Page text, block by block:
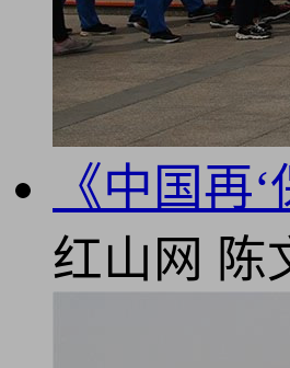
《中国再
红山网 陈